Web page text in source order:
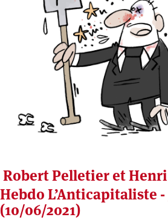
Robert Pelletier et
Hebdo L’Anticapitaliste -
(10/06/2021)